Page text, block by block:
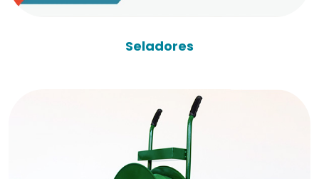
Seladores